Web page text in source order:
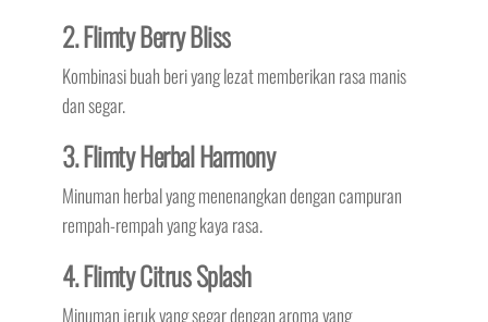
2. Flimty Berry Bliss
Kombinasi buah beri yang lezat memberikan rasa manis
dan segar.
3. Flimty Herbal Harmony
Minuman herbal yang menenangkan dengan campuran
rempah-rempah yang kaya rasa.
4. Flimty Citrus Splash
Minuman jeruk yang segar dengan aroma yang